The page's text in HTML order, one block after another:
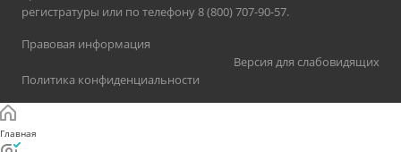
регистратуры или по телефону 8 (800) 707-90-57.
Правовая информация
Политика конфиденциальности
Версия для слабовидящих
Главная